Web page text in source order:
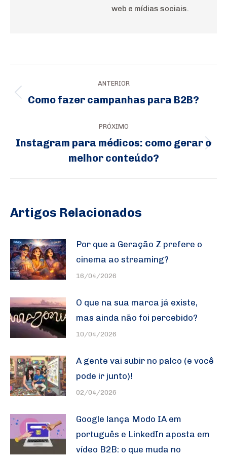
web e mídias sociais.
de
ANTERIOR
Post
Como fazer campanhas para B2B?
PRÓXIMO
Instagram para médicos: como gerar o
melhor conteúdo?
Artigos Relacionados
Por que a Geração Z prefere o
cinema ao streaming?
16/04/2026
O que na sua marca já existe,
mas ainda não foi percebido?
10/04/2026
A gente vai subir no palco (e você
pode ir junto)!
02/04/2026
Google lança Modo IA em
português e LinkedIn aposta em
vídeo B2B: o que muda no